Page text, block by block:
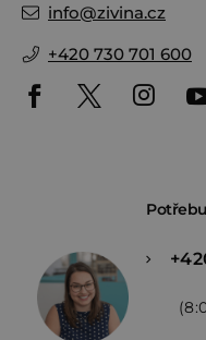
info@zivina.cz
+420 730 701 600